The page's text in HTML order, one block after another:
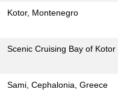
Kotor, Montenegro
Scenic Cruising Bay of Kotor
Sami, Cephalonia, Greece